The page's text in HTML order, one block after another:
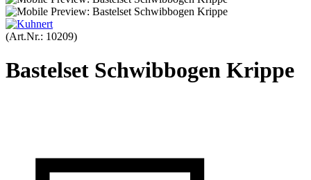
(Art.Nr.: 10209)
Bastelset Schwibbogen Krippe